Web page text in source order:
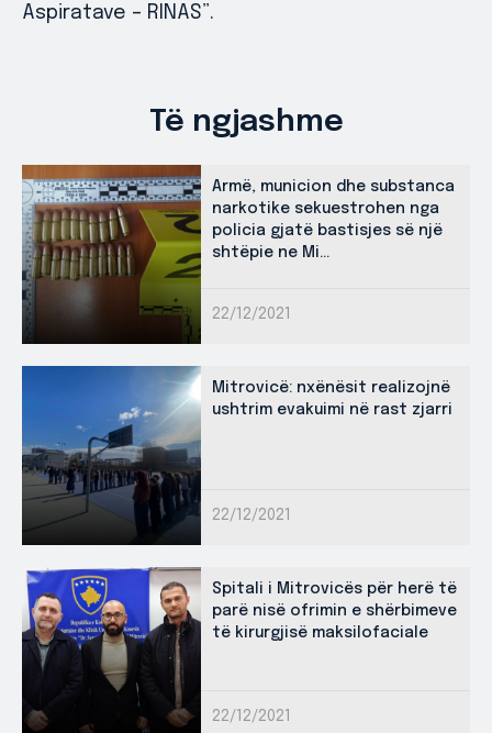
Aspiratave – RINAS”.
Të ngjashme
Armë, municion dhe substanca
narkotike sekuestrohen nga
policia gjatë bastisjes së një
shtëpie ne Mi...
22/12/2021
Mitrovicë: nxënësit realizojnë
ushtrim evakuimi në rast zjarri
22/12/2021
Spitali i Mitrovicës për herë të
parë nisë ofrimin e shërbimeve
të kirurgjisë maksilofaciale
22/12/2021